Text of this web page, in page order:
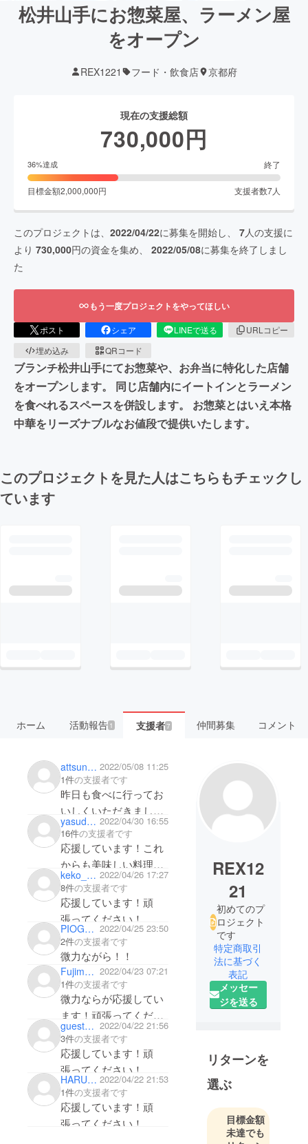
松井山手にお惣菜屋、ラーメン屋
をオープン
REX1221 フード・飲食店 京都府
現在の支援総額
730,000円
36%達成 終了
目標金額2,000,000円 支援者数7人
このプロジェクトは、 2022/04/22に募集を開始し、 7人の支援に
より 730,000円の資金を集め、 2022/05/08に募集を終了しまし
た
もう一度プロジェクトをやってほしい
ポスト シェア LINEで送る
URLコピー
埋め込み
QRコード
ブランチ松井山手にてお惣菜や、お弁当に特化した店舗
をオープンします。 同じ店舗内にイートインとラーメン
を食べれるスペースを併設します。 お惣菜とはいえ本格
中華をリーズナブルなお値段で提供いたします。
このプロジェクトを見た人はこちらもチェックし
ています
ホーム 活動報告1 支援者7 仲間募集 コメント
attsunchan 2022/05/08 11:25
1件の支援者です
昨日も食べに行ってお
いしくいただきました
♪がんばってください❗️
yasuda kodomo clinic 2022/04/30 16:55
16件の支援者です
応援しています！これ
からも美味しい料理を
食べさせて下さい。
keko_kuma 2022/04/26 17:27
8件の支援者です
応援しています！頑
張ってください！
PIOGGIA2015 2022/04/25 23:50
2件の支援者です
微力ながら！！
Fujimo03 2022/04/23 07:21
1件の支援者です
微力ならが応援してい
ます！頑張ってくださ
い！ guestd1595bbf95d4 2022/04/22 21:56
3件の支援者です
応援しています！頑
張ってください！
HARUO KITAMURA 2022/04/22 21:53
1件の支援者です
応援しています！頑
張ってください！
REX12
21
初めてのプ
ロジェクト
です
特定商取引
法に基づく
表記
メッセー
ジを送る
リターンを
選ぶ
目標金額
未達でも